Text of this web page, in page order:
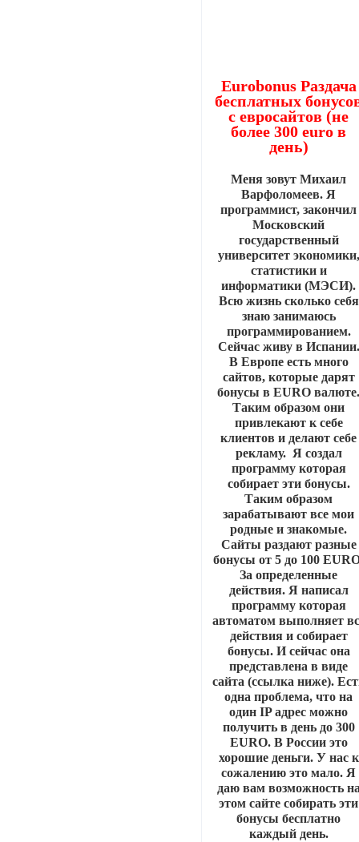
Eurobonus Раздача
бесплатных
с евросайтов (не
более 300 euro в
день)
Меня зовут Михаил
Варфоломеев. Я
программист, закончил
Московский
государственный
университет экономики,
статистики и
информатики (МЭСИ).
Всю жизнь сколько себя
знаю занимаюсь
программированием.
Сейчас живу в Испании.
В Европе есть много
сайтов, которые дарят
бонусы в EURO
Таким образом они
привлекают к себе
клиентов и делают себе
рекламу. Я создал
программу которая
собирает эти бонусы.
Таким образом
зарабатывают все мои
родные и знакомые.
Сайты раздают разные
бонусы от 5 до 100
За определенные
действия. Я написал
программу которая
автоматом выполняет
действия и собирает
бонусы. И сейчас она
представлена в виде
сайта (ссылка ниже).
одна проблема, что на
один IP адрес можно
получить в день до 300
EURO. В России это
хорошие деньги. У нас к
сожалению это мало. Я
даю вам возможность
этом сайте собирать эти
бонусы бесплатно
каждый день.